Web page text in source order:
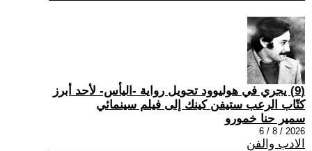
(9) يجري في هوليوود تحويل رواية -اليأس- لأحد أبرز
كتّاب الرعب ستيفن كينك إلى فيلم سينمائي
سمير حنا خمورو
2026 / 8 / 6
الادب والفن